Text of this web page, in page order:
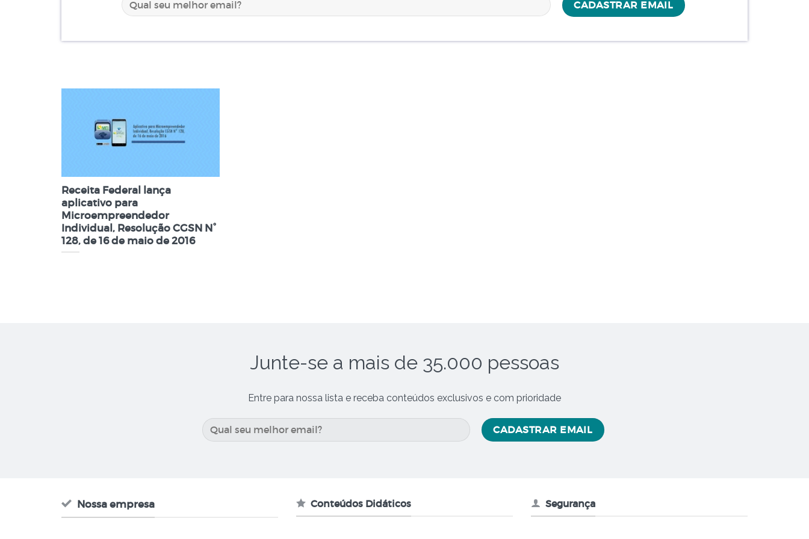
Receita Federal lança
aplicativo para
Microempreendedor
Individual, Resolução CGSN N°
128, de 16 de maio de 2016
Junte-se a mais de 35.000 pessoas
Entre para nossa lista e receba conteúdos exclusivos e com prioridade
Nossa empresa Conteúdos Didáticos Segurança